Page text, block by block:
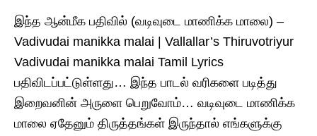
இந்த ஆன்மீக பதிவில் (வடிவுடை மாணிக்க மாலை) –
Vadivudai manikka malai | Vallallar’s Thiruvotriyur
Vadivudai manikka malai Tamil Lyrics
பதிவிடப்பட்டுள்ளது… இந்த பாடல் வரிகளை படித்து
இறைவனின் அருளை பெறுவோம்… வடிவுடை மாணிக்க
மாலை ஏதேனும் திருத்தங்கள் இருந்தால் எங்களுக்கு